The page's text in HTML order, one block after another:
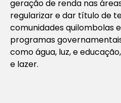
geração de renda nas
regularizar e dar título de
comunidades quilombolas
programas
como água, luz, e
e lazer.